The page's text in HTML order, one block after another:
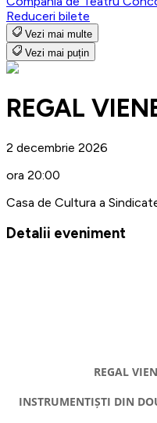
Reduceri bilete
Vezi mai multe
Vezi mai puțin
REGAL
2 decembrie 2026
ora 20:00
Casa de Cultura a
Detalii eveniment
REGAL VIENEZ –
INSTRUMENTIȘTI DIN